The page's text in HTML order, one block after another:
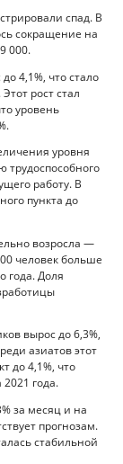
спад. В
сокращение на
000.
4,1%, что стало
рост стал
уровень
уровня
трудоспособного
работу. В
пункта до
возросла —
человек больше
года. Доля
вырос до 6,3%,
азиатов этот
до 4,1%, что
года.
за месяц и на
прогнозам.
стабильной